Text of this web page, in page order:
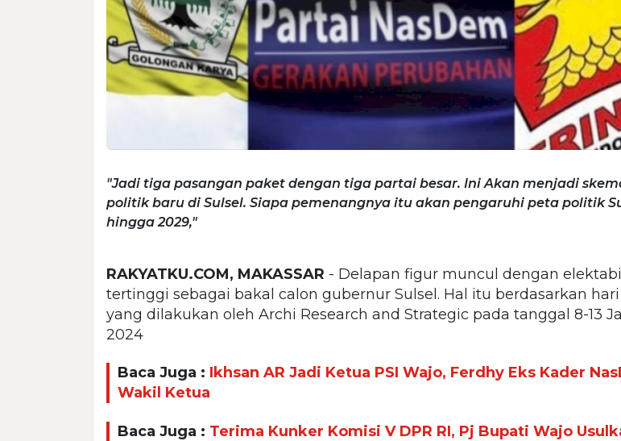
"Jadi tiga pasangan paket dengan tiga partai besar. Ini Akan menjadi
politik baru di Sulsel. Siapa pemenangnya itu akan pengaruhi peta politik
hingga 2029,"
RAKYATKU.COM, MAKASSAR - Delapan figur muncul dengan
tertinggi sebagai bakal calon gubernur Sulsel. Hal itu berdasarkan hari
yang dilakukan oleh Archi Research and Strategic pada tanggal 8-13
2024
Baca Juga : Ikhsan AR Jadi Ketua PSI Wajo, Ferdhy Eks Kader
Wakil Ketua
Baca Juga : Terima Kunker Komisi V DPR RI, Pj Bupati Wajo